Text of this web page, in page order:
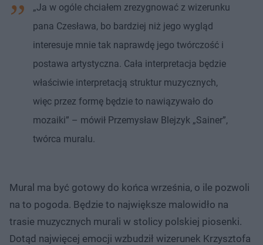
„Ja w ogóle chciałem zrezygnować z wizerunku
pana Czesława, bo bardziej niż jego wygląd
interesuje mnie tak naprawdę jego twórczość i
postawa artystyczna. Cała interpretacja będzie
właściwie interpretacją struktur muzycznych,
więc przez formę będzie to nawiązywało do
mozaiki” – mówił Przemysław Blejzyk „Sainer”,
twórca muralu.
Mural ma być gotowy do końca września, o ile pozwoli
na to pogoda. Będzie to największe malowidło na
trasie muzycznych murali w stolicy polskiej piosenki.
Dotąd najwięcej emocji wzbudził wizerunek Krzysztofa